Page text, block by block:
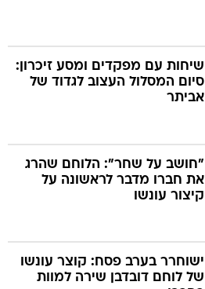
שיחות עם מפקדים ומסע זיכרון:
סיום המסלול העצוב לגדוד של
אביתר
"חושב על שחר": הלוחם שהרג
את חברו מדבר לראשונה על
קיצור עונשו
ישוחרר בערב פסח: קוצר עונשו
של לוחם דובדבן שירה למוות